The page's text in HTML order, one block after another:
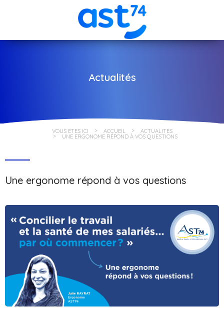
Actualités
VOUS ÊTES ICI ACCUEIL ACTUALITÉS
UNE ERGONOME RÉPOND À VOS QUESTIONS
Une ergonome répond à vos questions